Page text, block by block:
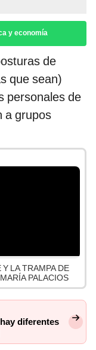
y economía
de
que sean)
personales de
a grupos
LA TRAMPA DE
PALACIOS
diferentes